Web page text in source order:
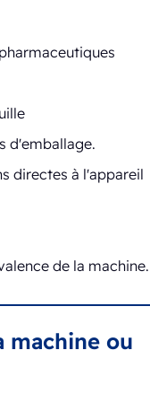
d'emballage.
directes à l'appareil
de la machine.
machine ou